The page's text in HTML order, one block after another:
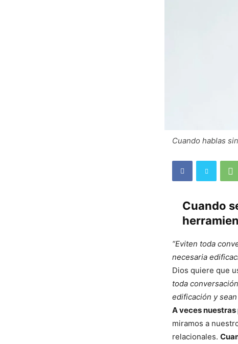
Cuando hablas
Cuando
“Eviten toda
necesaria
Dios quiere que
toda
edificación y
A veces
miramos a
relacionales.